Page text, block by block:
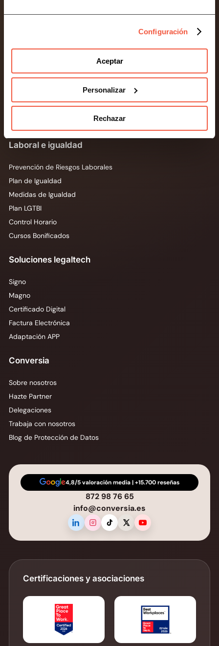
Configuración
Aceptar
Personalizar
Rechazar
Compliance
Cobertura 360
Prevención de Riesgos Penales
Prevención de Blanqueo de Capitales
LSSI y E-commerce
Laboral e igualdad
Prevención de Riesgos Laborales
Plan de Igualdad
Medidas de Igualdad
Plan LGTBI
Control Horario
Cursos Bonificados
Soluciones legaltech
Signo
Magno
Certificado Digital
Factura Electrónica
Adaptación APP
Conversia
Sobre nosotros
Hazte Partner
Delegaciones
Trabaja con nosotros
Blog de Protección de Datos
4,8/5 valoración media | +15.700 reseñas
872 98 76 65
info@conversia.es
Certificaciones y asociaciones